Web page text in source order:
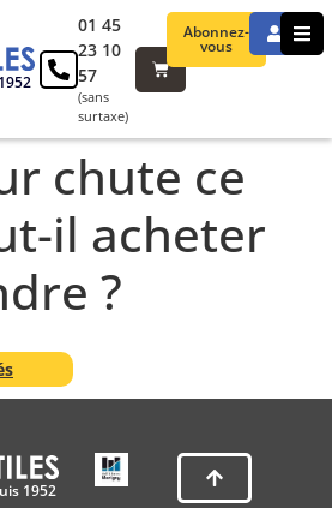
Abonnez-
vous
01 45
23 10
57
(sans
surtaxe)
chute ce
il acheter
?
1952